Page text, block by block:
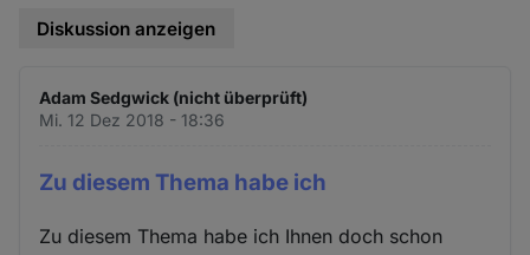
Diskussion anzeigen
Adam Sedgwick (nicht überprüft)
Mi. 12 Dez 2018 - 18:36
Zu diesem Thema habe ich
Zu diesem Thema habe ich Ihnen doch schon